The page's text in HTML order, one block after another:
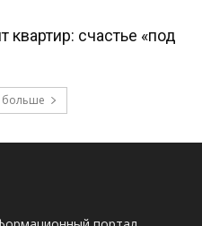
счастье «под
больше